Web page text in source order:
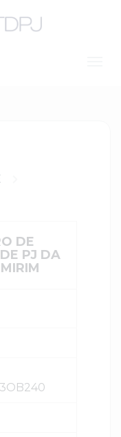
DE
PJ DA